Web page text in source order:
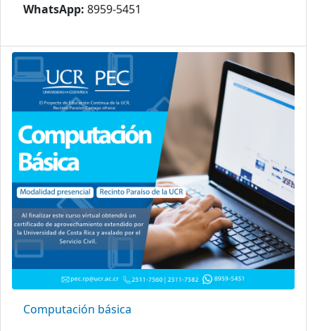
WhatsApp: 8959-5451
Computación básica